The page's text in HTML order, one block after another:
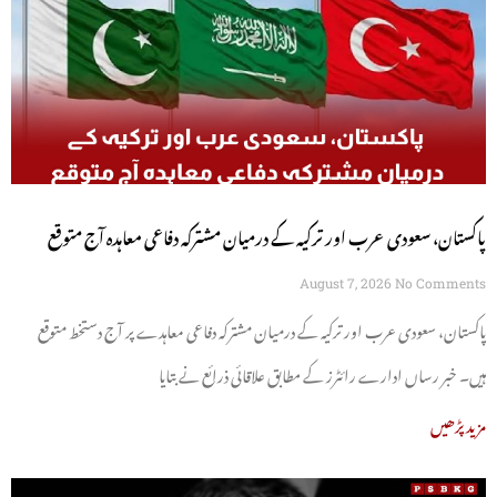
پاکستان، سعودی عرب اور ترکیہ کے درمیان مشترکہ دفاعی معاہدہ آج متوقع
August 7, 2026 No Comments
پاکستان، سعودی عرب اور ترکیہ کے درمیان مشترکہ دفاعی معاہدے پر آج دستخط متوقع
ہیں۔ خبر رساں ادارے رائٹرز کے مطابق علاقائی ذرائع نے بتایا
مزید پڑھیں